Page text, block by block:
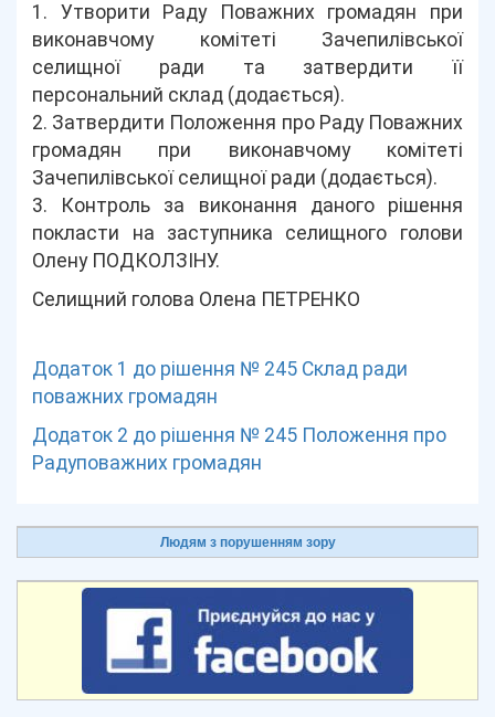
1. Утворити Раду Поважних громадян при
виконавчому комітеті Зачепилівської
селищної ради та затвердити її
персональний склад (додається).
2. Затвердити Положення про Раду Поважних
громадян при виконавчому комітеті
Зачепилівської селищної ради (додається).
3. Контроль за виконання даного рішення
покласти на заступника селищного голови
Олену ПОДКОЛЗІНУ.
Селищний голова Олена ПЕТРЕНКО
Додаток 1 до рішення № 245 Склад ради
поважних громадян
Додаток 2 до рішення № 245 Положення про
Радуповажних громадян
Людям з порушенням зору